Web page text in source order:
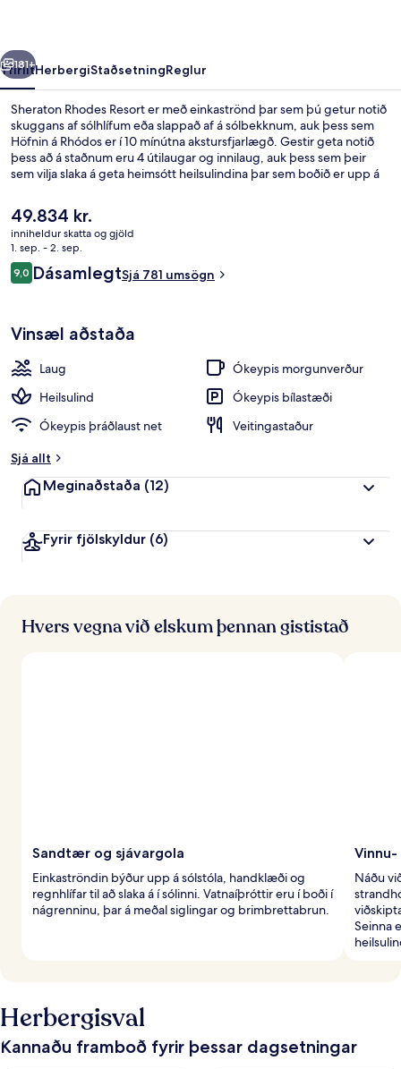
Næsta
181+
YfirlitHerbergiStaðsetningReglur
Sheraton Rhodes Resort er með einkaströnd þar sem þú getur notið
skuggans af sólhlífum eða slappað af á sólbekknum, auk þess sem
Höfnin á Rhódos er í 10 mínútna akstursfjarlægð. Gestir geta notið
þess að á staðnum eru 4 útilaugar og innilaug, auk þess sem þeir
sem vilja slaka á geta heimsótt heilsulindina þar sem boðið er upp á
veitingastöðum, er með útsýni yfir sundlaugina og býður upp á
morgunverð og kvöldverð. Meðal annarra þæginda sem þú færð á
þessu hóteli fyrir vandláta eru smábátahöfn, ókeypis barnaklúbbur
og bar við sundlaugarbakkann. Aðrir gestir hafa sérstaklega sagt að
hjálpsamt starfsfólk sé meðal helstu kosta gististaðarins.
Núverandi
verð
er
49.834 kr.
49.834 kr.
inniheldur skatta og gjöld
1. sep. - 2. sep.
Umsagnir
9,09,0 af 10
DásamlegtSjá 781 umsögn
Vinsæl aðstaða
Laug
Ókeypis morgunverður
Heilsulind
Ókeypis bílastæði
Ókeypis þráðlaust net
Veitingastaður
Sjá allt
Meginaðstaða (12)
Fyrir fjölskyldur (6)
Hvers vegna við elskum þennan gististað
Sandtær og sjávargola
Einkaströndin býður upp á sólstóla, handklæði og
regnhlífar til að slaka á í sólinni. Vatnaíþróttir eru í boði í
nágrenninu, þar á meðal siglingar og brimbrettabrun.
Náðu
Seinna
Herbergisval
Kannaðu framboð fyrir þessar dagsetningar